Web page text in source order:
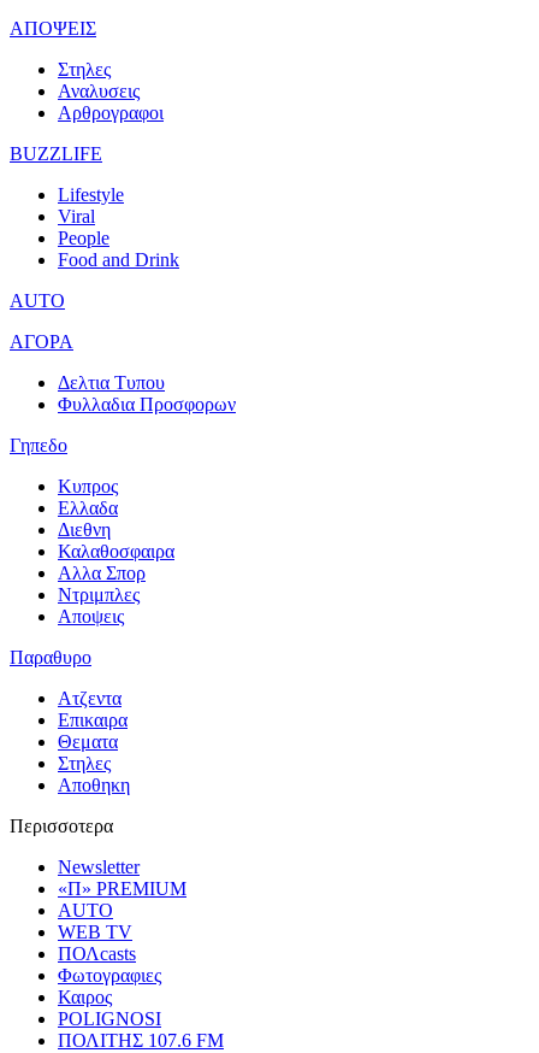
ΑΠΟΨΕΙΣ
Στηλες
Αναλυσεις
Αρθρογραφοι
BUZZLIFE
Lifestyle
Viral
People
Food and Drink
AUTO
ΑΓΟΡΑ
Δελτια Τυπου
Φυλλαδια Προσφορων
Γηπεδο
Κυπρος
Ελλαδα
Διεθνη
Καλαθοσφαιρα
Αλλα Σπορ
Ντριμπλες
Αποψεις
Παραθυρο
Ατζεντα
Επικαιρα
Θεματα
Στηλες
Αποθηκη
Περισσοτερα
Newsletter
«Π» PREMIUM
AUTO
WEB TV
ΠΟΛcasts
Φωτογραφιες
Καιρος
POLIGNOSI
ΠΟΛΙΤΗΣ 107.6 FM